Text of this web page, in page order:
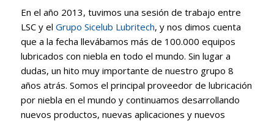
En el año 2013, tuvimos una sesión de trabajo entre
LSC y el Grupo Sicelub Lubritech, y nos dimos cuenta
que a la fecha llevábamos más de 100.000 equipos
lubricados con niebla en todo el mundo. Sin lugar a
dudas, un hito muy importante de nuestro grupo 8
años atrás. Somos el principal proveedor de lubricación
por niebla en el mundo y continuamos desarrollando
nuevos productos, nuevas aplicaciones y nuevos